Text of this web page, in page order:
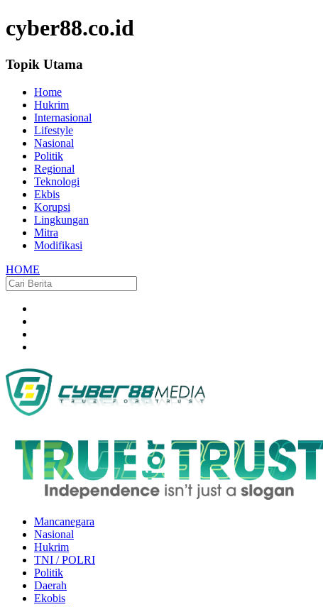
cyber88.co.id
Topik Utama
Home
Hukrim
Internasional
Lifestyle
Nasional
Politik
Regional
Teknologi
Ekbis
Korupsi
Lingkungan
Mitra
Modifikasi
HOME
Mancanegara
Nasional
Hukrim
TNI / POLRI
Politik
Daerah
Ekobis